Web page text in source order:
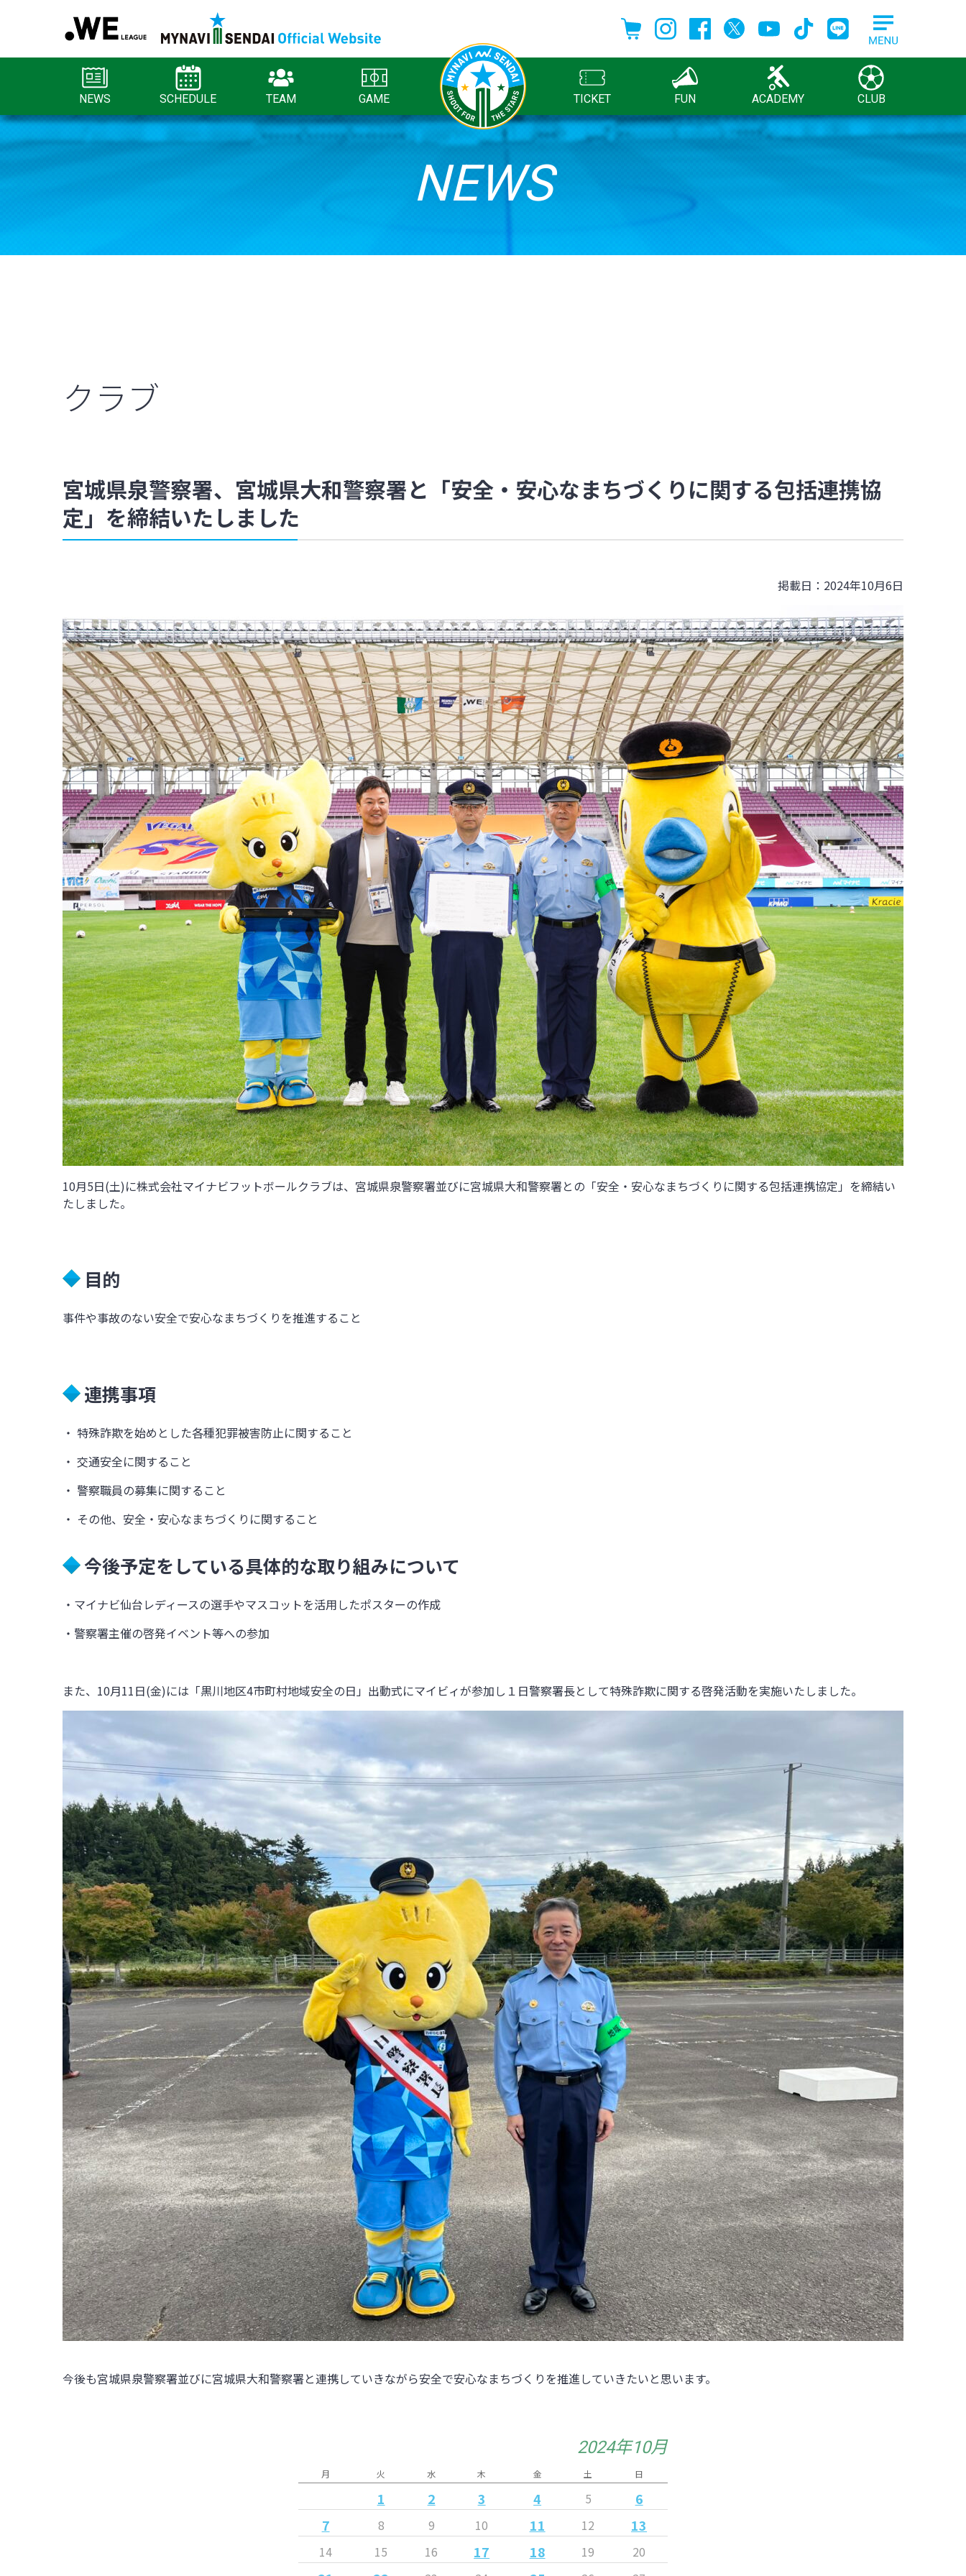
NEWS SCHEDULE TEAM GAME TICKET FUN ACADEMY CLUB
NEWS
クラブ
宮城県泉警察署、宮城県大和警察署と「安全・安心なまちづくりに関する包括連携協
定」を締結いたしました
掲載日：2024年10月6日
10月5日(土)に株式会社マイナビフットボールクラブは、宮城県泉警察署並びに宮城県大和警察署との「安全・安心なまちづくりに関する包括連携協定」を締結い
たしました。
目的
事件や事故のない安全で安心なまちづくりを推進すること
連携事項
・ 特殊詐欺を始めとした各種犯罪被害防止に関すること
・ 交通安全に関すること
・ 警察職員の募集に関すること
・ その他、安全・安心なまちづくりに関すること
今後予定をしている具体的な取り組みについて
・マイナビ仙台レディースの選手やマスコットを活用したポスターの作成
・警察署主催の啓発イベント等への参加
また、 10月11日(金)には「黒川地区4市町村地域安全の日」出動式にマイビィが参加し１日警察署長として特殊詐欺に関する啓発活動を実施いたしました。
今後も宮城県泉警察署並びに宮城県大和警察署と連携していきながら安全で安心なまちづくりを推進していきたいと思います。
2024年10月
月 火 水 木 金 土 日
1 2 3 4 5
6
7
8 9 10 11 12 13
14 15 16 17 18 19 20